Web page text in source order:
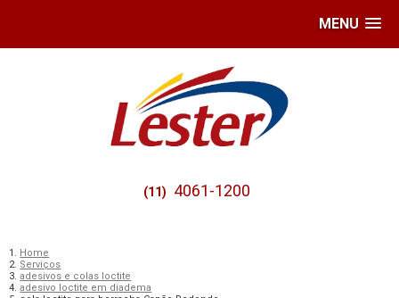
MENU
(11) 4061-1200
Home
Serviços
adesivos e colas loctite
adesivo loctite em diadema